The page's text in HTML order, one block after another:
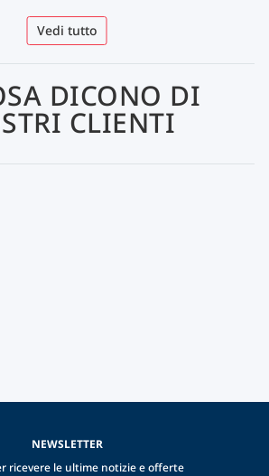
Vedi tutto
DICONO DI
CLIENTI
NEWSLETTER
ricevere le ultime notizie e offerte